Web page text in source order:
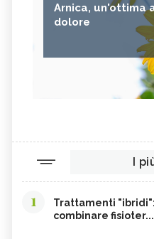
Arnica, un'ottima
dolore
I
1
Trattamenti "ibridi":
combinare fisioter...